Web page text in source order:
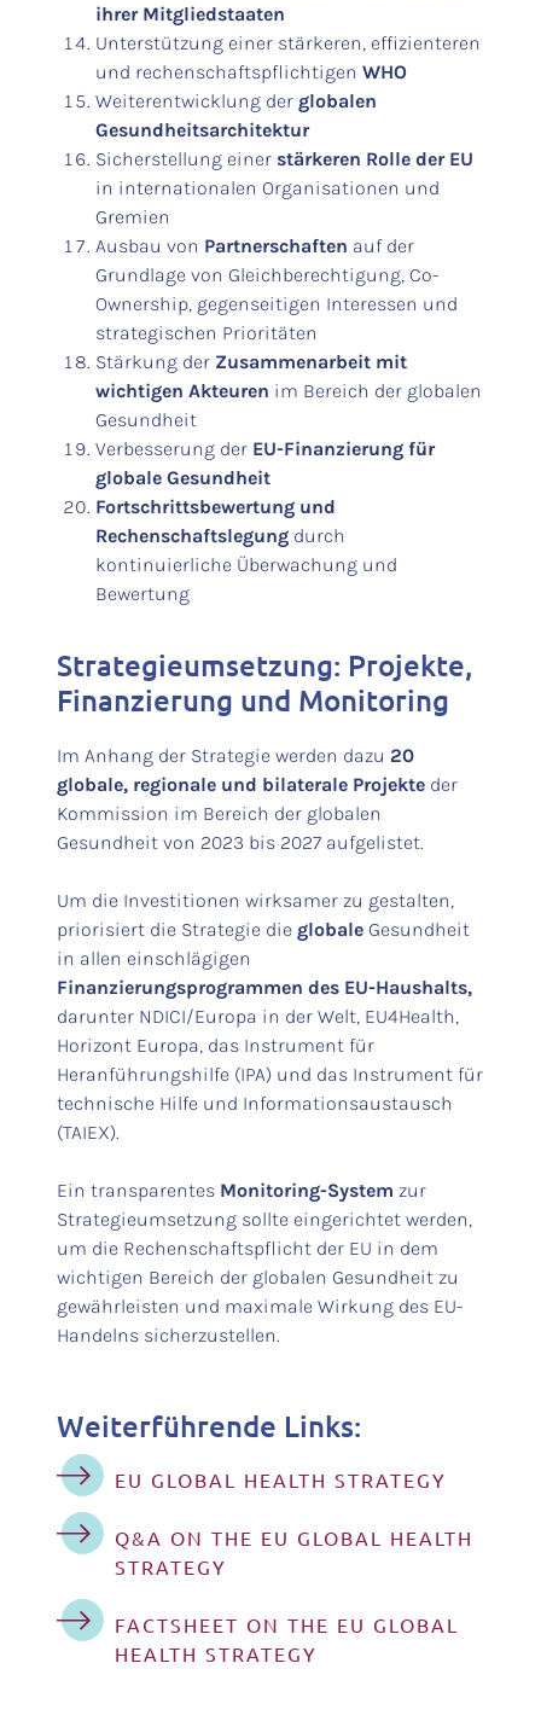
ihrer Mitgliedstaaten
Unterstützung einer stärkeren, effizienteren
und rechenschaftspflichtigenWHO
Weiterentwicklung der globalen
Gesundheitsarchitektur
Sicherstellung einer stärkeren Rolle der EU
in internationalen Organisationen und
Gremien
Ausbau von Partnerschaften auf der
Grundlage von Gleichberechtigung, Co-
Ownership, gegenseitigen Interessen und
strategischen Prioritäten
Stärkung der Zusammenarbeit mit
wichtigen Akteuren im Bereich der globalen
Gesundheit
Verbesserung der EU-Finanzierung für
globale Gesundheit
Fortschrittsbewertung und
Rechenschaftslegung durch
kontinuierliche Überwachung und
Bewertung
Strategieumsetzung: Projekte,
Finanzierung und Monitoring
Im Anhang der Strategie werden dazu 20
globale, regionale und bilaterale Projekte der
Kommission im Bereich der globalen
Gesundheit von 2023 bis 2027 aufgelistet.
Um die Investitionen wirksamer zu gestalten,
priorisiert die Strategie die globaleGesundheit
in allen einschlägigen
Finanzierungsprogrammen des EU-Haushalts,
darunter NDICI/Europa in der Welt, EU4Health,
Horizont Europa, das Instrument für
Heranführungshilfe (IPA) und das Instrument für
technische Hilfe und Informationsaustausch
(TAIEX).
Ein transparentes Monitoring-System zur
Strategieumsetzung sollte eingerichtet werden,
um die Rechenschaftspflicht der EU in dem
wichtigen Bereich der globalen Gesundheit zu
gewährleisten und maximale Wirkung des EU-
Handelns sicherzustellen.
Weiterführende Links:
EU GLOBAL HEALTH STRATEGY
Q&A ON THE EU GLOBAL HEALTH
STRATEGY
FACTSHEET ON THE EU GLOBAL
HEALTH STRATEGY